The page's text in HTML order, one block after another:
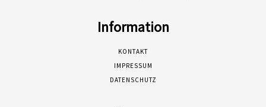
Information
KONTAKT
IMPRESSUM
DATENSCHUTZ